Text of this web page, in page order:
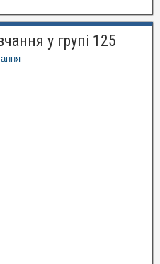
у групі 125